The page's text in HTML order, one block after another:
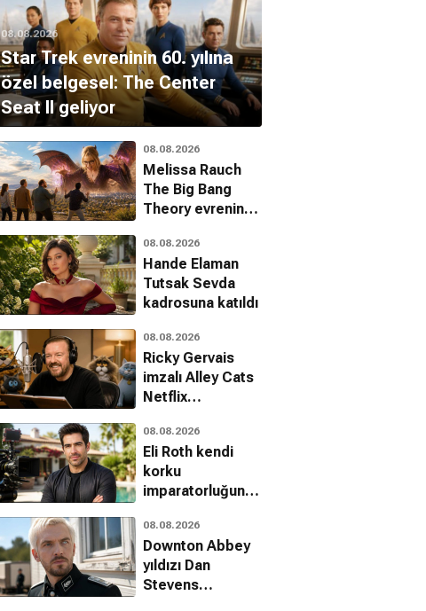
Sınav İklimler
08.08.2026
Star Trek evreninin 60. yılına
özel belgesel: The Center
Seat II geliyor
08.08.2026
Melissa Rauch
The Big Bang
Theory evrenine
dönüyor
08.08.2026
Hande Elaman
Tutsak Sevda
kadrosuna katıldı
08.08.2026
Ricky Gervais
imzalı Alley Cats
Netflix
eklendi
08.08.2026
Eli Roth kendi
korku
imparatorluğunu
Horror Section
08.08.2026
Downton Abbey
yıldızı Dan
Stevens